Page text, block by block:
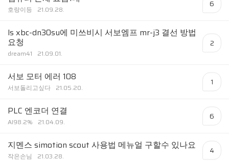
호랑이등 21.09.28.
6
ls xbc-dn30su에 미쓰비시 서보엠프 mr-j3 결선 방법
요청
dream41 21.09.01.
2
서보 모터 에러 108
서보돌리고싶다 21.05.20.
1
PLC 엔코더 연결
AI98.2% 21.04.09.
6
지멘스 simotion scout 사용법 메뉴얼 구할수 있나요
작은손님 21.03.28.
4